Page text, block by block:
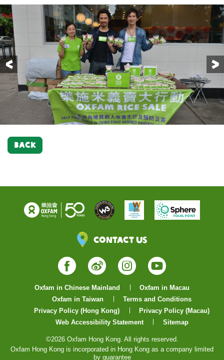
Previous
BACK
Contact Us
Facebook
WeiboInstagram
YouTube
Oxfam in Chinese Mainland
Oxfam in Macau
Oxfam in Taiwan
Terms and Conditions
Privacy Policy (Hong Kong)
Privacy Policy (Macau)
Web Accessibility Statement
Sitemap
©2026 Oxfam Hong Kong. All rights reserved.
Oxfam Hong Kong is incorporated in Hong Kong as a company limited
by guarantee